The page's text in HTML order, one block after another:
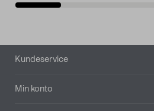
Bunntekst
Kundeservice
Min konto